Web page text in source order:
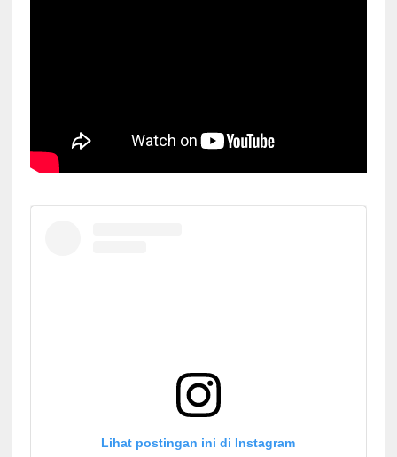
Lihat postingan ini di Instagram